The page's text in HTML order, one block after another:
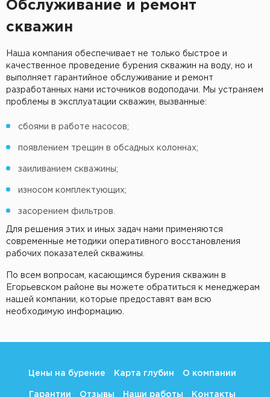
Обслуживание и ремонт
скважин
Наша компания обеспечивает не только быстрое и
качественное проведение бурения скважин на воду, но и
выполняет гарантийное обслуживание и ремонт
разработанных нами источников водоподачи. Мы устраняем
проблемы в эксплуатации скважин, вызванные:
сбоями в работе насосов;
появлением трещин в обсадных колоннах;
заиливанием скважины;
износом комплектующих;
засорением фильтров.
Для решения этих и иных задач нами применяются
современные методики оперативного восстановления
рабочих показателей скважины.
По всем вопросам, касающимся бурения скважин в
Егорьевском районе вы можете обратиться к менеджерам
нашей компании, которые предоставят вам всю
необходимую информацию.
Цены на бурение Карта глубин О компании
Гарантии Отзывы Наши работы Контакты